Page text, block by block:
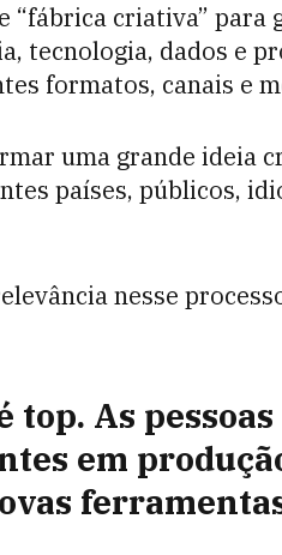
“fábrica criativa” para
tecnologia, dados e
formatos, canais e
uma grande ideia
países, públicos,
nesse
top. As
em